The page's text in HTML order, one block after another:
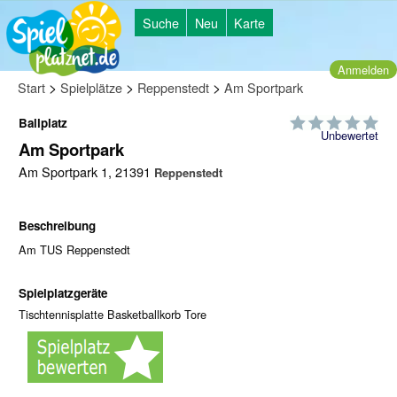
Suche Neu Karte
Anmelden
Start > Spielplätze > Reppenstedt > Am Sportpark
Unbewertet
Ballplatz
Am Sportpark
Am Sportpark 1, 21391 Reppenstedt
Beschreibung
Am TUS Reppenstedt
Spielplatzgeräte
Tischtennisplatte Basketballkorb Tore